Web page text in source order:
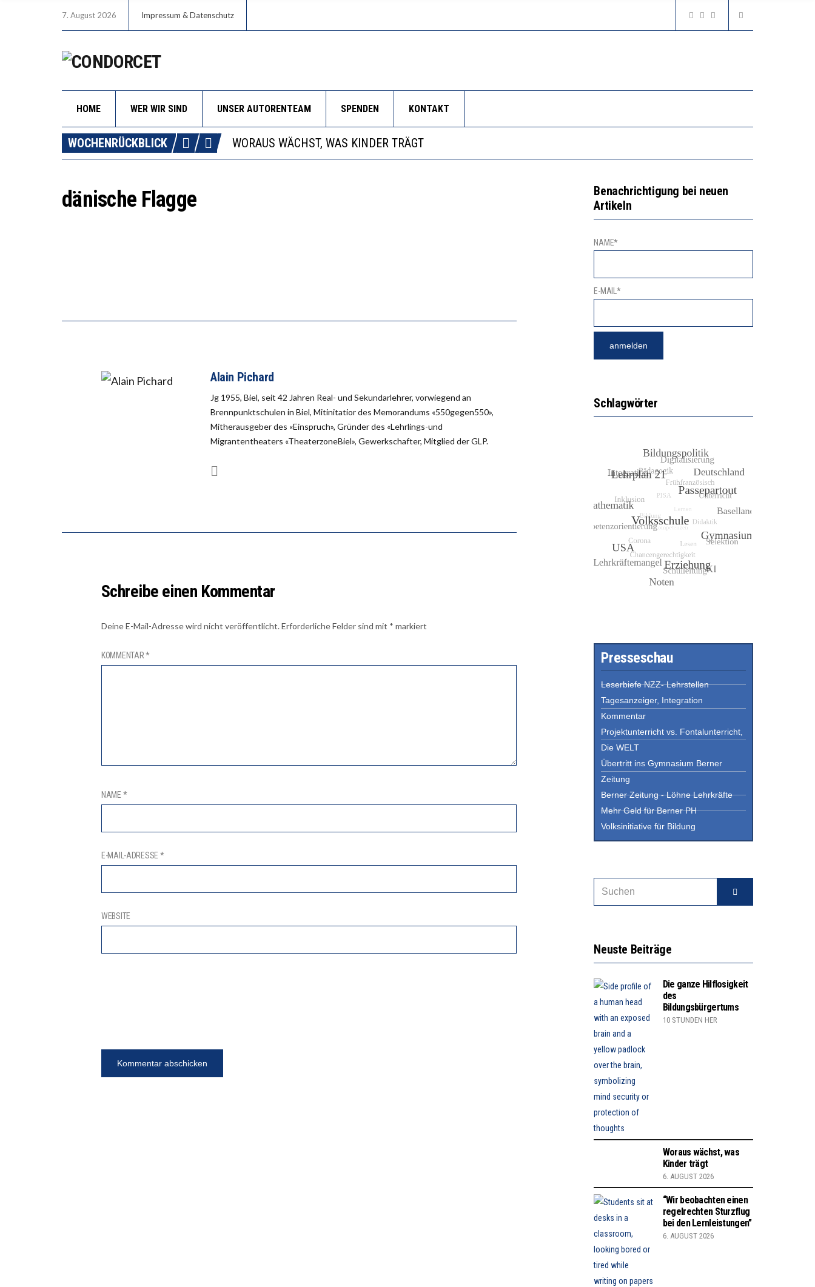
7. August 2026 Impressum & Datenschutz
HOME WER WIR SIND UNSER AUTORENTEAM SPENDEN KONTAKT
WOCHENRÜCKBLICK
DIE GANZE HILFLOSIGKEIT DES BILDUNGSBÜRGERTUMS
WORAUS WÄCHST, WAS KINDER TRÄGT
“WIR BEOBACHTEN EINEN REGELRECHTEN STURZFLUG BEI DEN LERNLEISTUNGEN”
dänische Flagge
Alain Pichard
Jg 1955, Biel, seit 42 Jahren Real- und Sekundarlehrer, vorwiegend an
Brennpunktschulen in Biel, Mitinitatior des Memorandums «550gegen550»,
Mitherausgeber des «Einspruch», Gründer des «Lehrlings-und
Migrantentheaters «TheaterzoneBiel», Gewerkschafter, Mitglied der GLP.
Schreibe einen Kommentar
Deine E-Mail-Adresse wird nicht veröffentlicht.Erforderliche Felder sind mit * markiert
KOMMENTAR*
NAME *
E-MAIL-ADRESSE *
WEBSITE
Benachrichtigung bei neuen
Artikeln
NAME*
E-MAIL*
Schlagwörter
Presseschau
Leserbiefe NZZ- Lehrstellen
Tagesanzeiger, Integration
Kommentar
Projektunterricht vs. Fontalunterricht,
Die WELT
Übertritt ins Gymnasium Berner
Zeitung
Berner Zeitung - Löhne Lehrkräfte
Mehr Geld für Berner PH
Volksinitiative für Bildung
Neuste Beiträge
Die ganze Hilflosigkeit
des
Bildungsbürgertums
10 STUNDEN HER
Woraus wächst, was
Kinder trägt
6. AUGUST 2026
“Wir beobachten einen
regelrechten Sturzflug
bei den Lernleistungen”
6. AUGUST 2026